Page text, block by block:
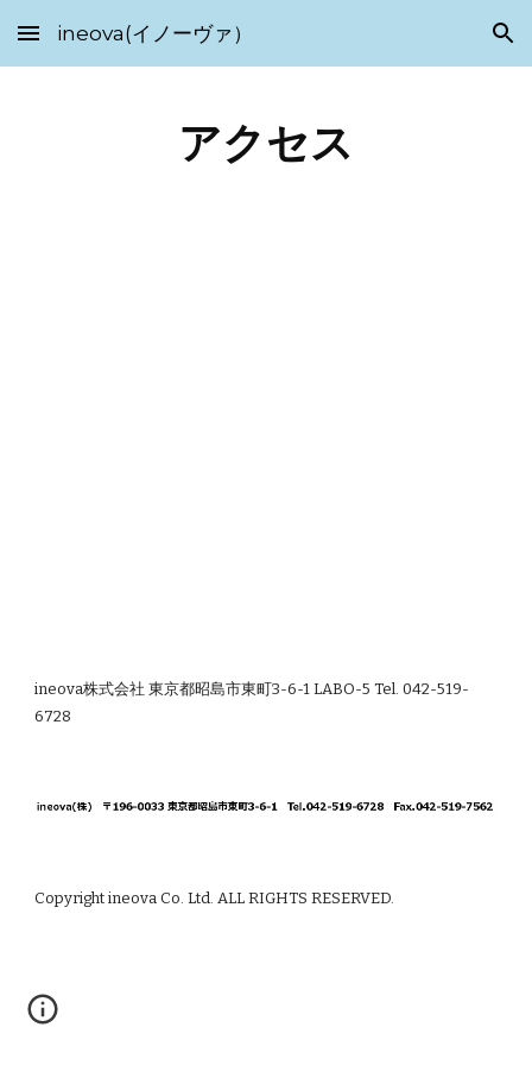
Skip to main content Skip to navigation
ineova(イノーヴァ）
アクセス
ineova株式会社 東京都昭島市東町3-6-1 LABO-5 Tel. 042-519-
6728
Copyright ineova Co. Ltd. ALL RIGHTS RESERVED.